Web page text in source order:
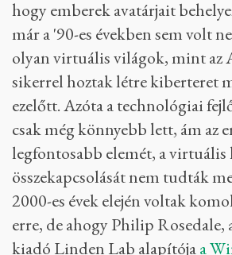
hogy emberek avatárjait
már a '90-es években sem volt
olyan virtuális világok, mint az
sikerrel hoztak létre kiberteret
ezelőtt. Azóta a technológiai
csak még könnyebb lett, ám az
legfontosabb elemét, a virtuális
összekapcsolását nem tudták
2000-es évek elején voltak
erre, de ahogy Philip Rosedale,
kiadó Linden Lab alapítójaa